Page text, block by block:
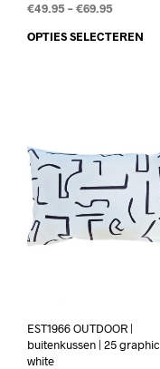
€49.95–€69.95
OPTIES SELECTEREN
EST1966 OUTDOOR |
buitenkussen | 25 graphic
white